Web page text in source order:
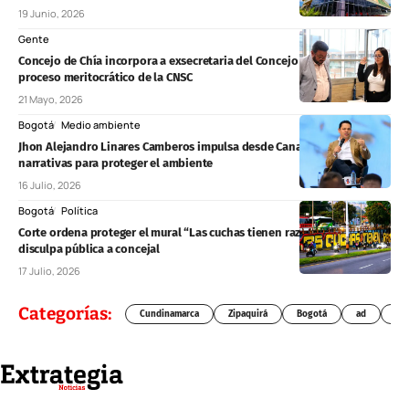
19 Junio, 2026
Gente
Concejo de Chía incorpora a exsecretaria del Concejo de Zipaquirá tras
proceso meritocrático de la CNSC
21 Mayo, 2026
Bogotá Medio ambiente
Jhon Alejandro Linares Camberos impulsa desde Canal Trece nuevas
narrativas para proteger el ambiente
16 Julio, 2026
Bogotá Política
Corte ordena proteger el mural “Las cuchas tienen razón” y exige
disculpa pública a concejal
17 Julio, 2026
Categorías: Cundinamarca Zipaquirá Bogotá ad